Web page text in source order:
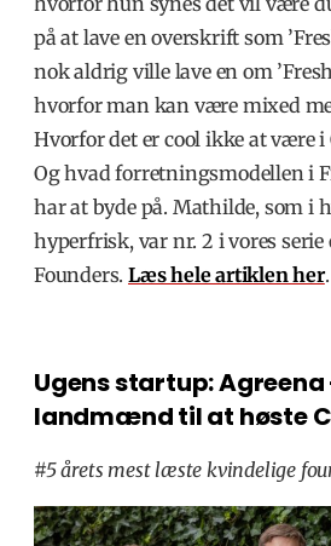
på at lave en overskrift som
nok aldrig ville lave en om
hvorfor man kan være mixed
Hvorfor det er cool ikke at være
Og hvad forretningsmodellen i
har at byde på. Mathilde, som i
hyperfrisk, var nr. 2 i vores serie
Founders.Læs hele artiklen her.
Ugens startup: Agreena
landmænd til at høste
#5 årets mest læste kvindelige